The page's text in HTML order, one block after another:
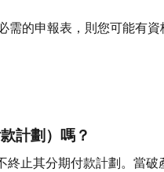
需的申報表，則您可能有
計劃）嗎？
止其分期付款計劃。當破